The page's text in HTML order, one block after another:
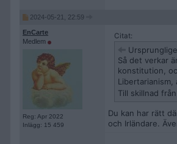
2024-05-21, 22:59
EnCarte
Medlem
Reg: Apr 2022
Inlägg: 15 459
Citat:
Så det verkar
konstitution,
Libertarianism,
Till skillnad
Du kan har rätt
och Irländare.